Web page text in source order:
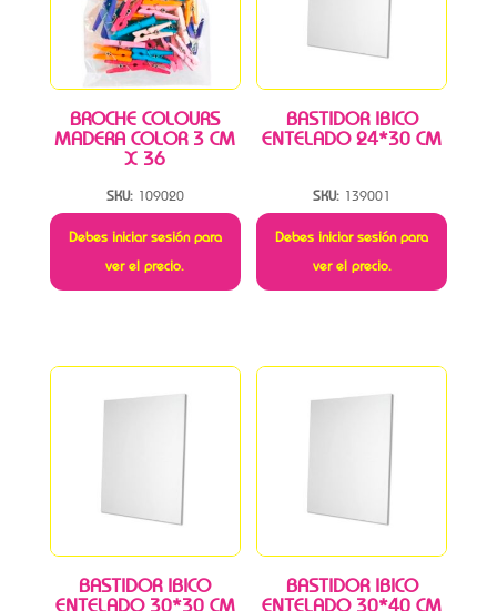
BROCHE COLOURS
MADERA COLOR 3 CM
X 36
SKU: 109020
Debes iniciar sesión para
ver el precio.
BASTIDOR IBICO
ENTELADO 24*30 CM
SKU: 139001
Debes iniciar sesión para
ver el precio.
BASTIDOR IBICO
ENTELADO 30*30 CM
BASTIDOR IBICO
ENTELADO 30*40 CM